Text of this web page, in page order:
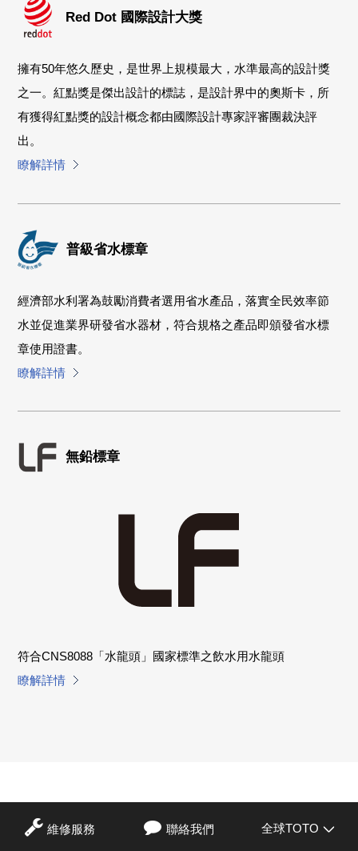
Red Dot 國際設計大獎
擁有50年悠久歷史，是世界上規模最大，水準最高的設計獎
之一。紅點獎是傑出設計的標誌，是設計界中的奧斯卡，所
有獲得紅點獎的設計概念都由國際設計專家評審團裁決評
出。
瞭解詳情
普級省水標章
經濟部水利署為鼓勵消費者選用省水產品，落實全民效率節
水並促進業界研發省水器材，符合規格之產品即頒發省水標
章使用證書。
瞭解詳情
無鉛標章
符合CNS8088「水龍頭」國家標準之飲水用水龍頭
瞭解詳情
維修服務 聯絡我們 全球TOTO